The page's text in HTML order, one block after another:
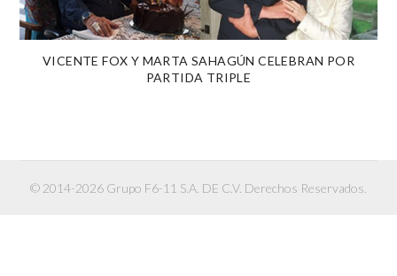
VICENTE FOX Y MARTA SAHAGÚN CELEBRAN POR
PARTIDA TRIPLE
© 2014-2026 Grupo F6-11 S.A. DE C.V. Derechos Reservados.